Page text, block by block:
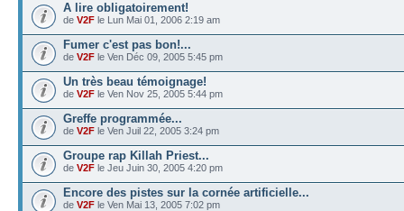
A lire obligatoirement!
de V2F le Lun Mai 01, 2006 2:19 am
Fumer c'est pas bon!...
de V2F le Ven Déc 09, 2005 5:45 pm
Un très beau témoignage!
de V2F le Ven Nov 25, 2005 5:44 pm
Greffe programmée...
de V2F le Ven Juil 22, 2005 3:24 pm
Groupe rap Killah Priest...
de V2F le Jeu Juin 30, 2005 4:20 pm
Encore des pistes sur la cornée artificielle...
de V2F le Ven Mai 13, 2005 7:02 pm